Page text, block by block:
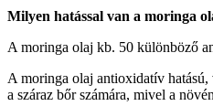
Milyen hatással van a moringa
A moringa olaj kb. 50 különböző
A moringa olaj antioxidatív hatású,
a száraz bőr számára, mivel a